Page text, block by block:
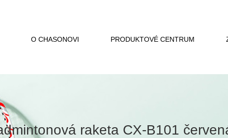
O CHASONOVI PRODUKTOVÉ CENTRUM
raketa CX-B101